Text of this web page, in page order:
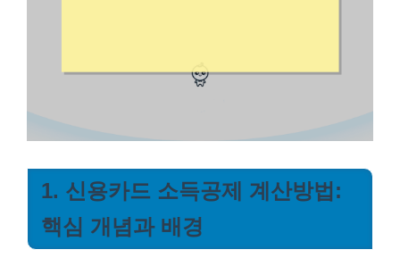
1. 신용카드 소득공제 계산방법:
핵심 개념과 배경